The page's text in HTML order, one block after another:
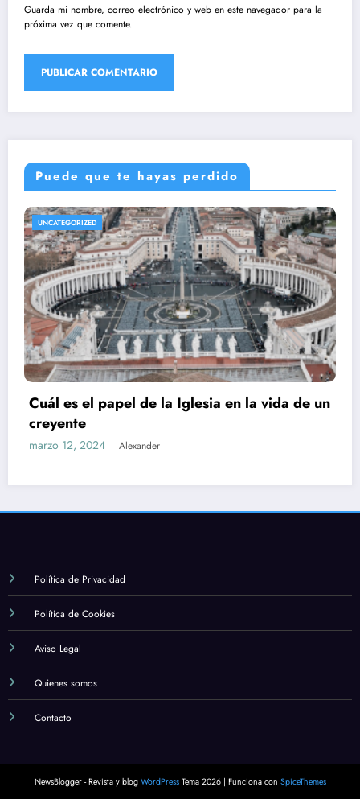
Guarda mi nombre, correo electrónico y web en este navegador para la
próxima vez que comente.
Puede que te hayas perdido
UNCATEGORIZED
Cuál es el papel de la Iglesia en la vida de un
creyente
marzo 12, 2024 Alexander
Política de Privacidad
Política de Cookies
Aviso Legal
Quienes somos
Contacto
NewsBlogger - Revista y blog WordPressTema 2026 | Funciona con SpiceThemes